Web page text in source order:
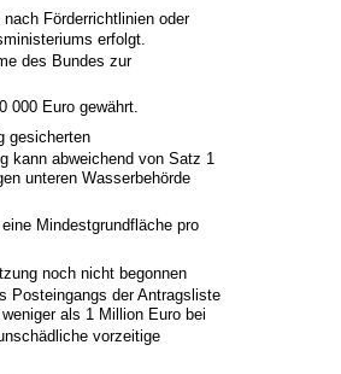
Förderrichtlinien oder
erfolgt.
des Bundes zur
000 Euro gewährt.
gesicherten
kann abweichend von Satz 1
unteren Wasserbehörde
Mindestgrundfläche pro
noch nicht begonnen
Posteingangs der Antragsliste
als 1 Million Euro bei
vorzeitige